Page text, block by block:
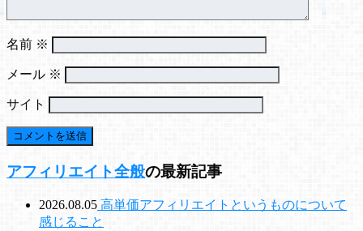
名前 ※
メール ※
サイト
アフィリエイト全般の最新記事
2026.08.05 高単価アフィリエイトというものについて
感じること